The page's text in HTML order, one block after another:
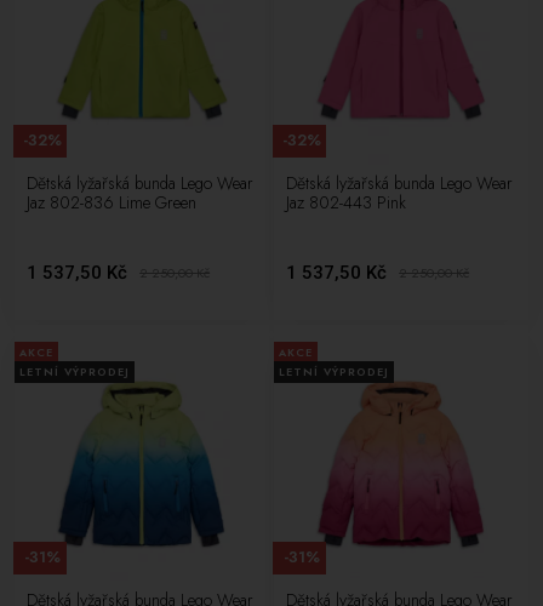
Dětská lyžařská bunda Lego Wear
Jaz 802-836 Lime Green
1 537,50 Kč 2 250,00Kč
-32%
Dětská lyžařská bunda Lego Wear
Jaz 802-443 Pink
1 537,50 Kč 2 250,00Kč
-32%
AKCE
LETNÍ VÝPRODEJ
Dětská lyžařská bunda Lego Wear
-31%
AKCE
LETNÍ VÝPRODEJ
Dětská lyžařská bunda Lego Wear
-31%